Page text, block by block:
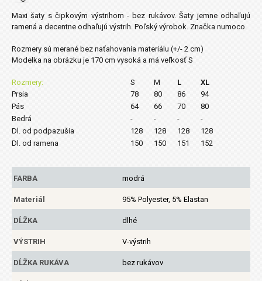
Maxi šaty s čipkovým výstrihom - bez rukávov. Šaty jemne odhaľujú
ramená a decentne odhaľujú výstrih. Poľský výrobok. Značka numoco.
Rozmery sú merané bez naťahovania materiálu (+/- 2 cm)
Modelka na obrázku je 170 cm vysoká a má veľkosť S
Rozmery: S M L
XL
Prsia
78 80 86
94
Pás
64 66 70
80
Bedrá
- - -
-
Dl. od podpazušia
128 128 128
128
Dl. od ramena
150 150 151 152
FARBA modrá
Materiál 95% Polyester, 5% Elastan
DĹŽKA dlhé
VÝSTRIH V-výstrih
DĹŽKA RUKÁVA bez rukávov